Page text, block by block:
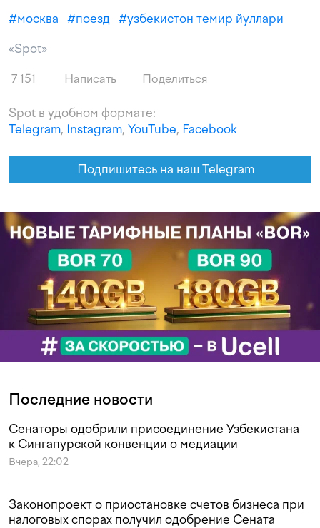
#москва #поезд #узбекистон темир йуллари
«Spot»
7 151 Написать Поделиться
Spot в удобном формате:
Telegram, Instagram, YouTube, Facebook
Подпишитесь на наш Telegram
Последние новости
Сенаторы одобрили присоединение Узбекистана
к Сингапурской конвенции о медиации
Вчера, 22:02
Законопроект о приостановке счетов бизнеса при
налоговых спорах получил одобрение Сената